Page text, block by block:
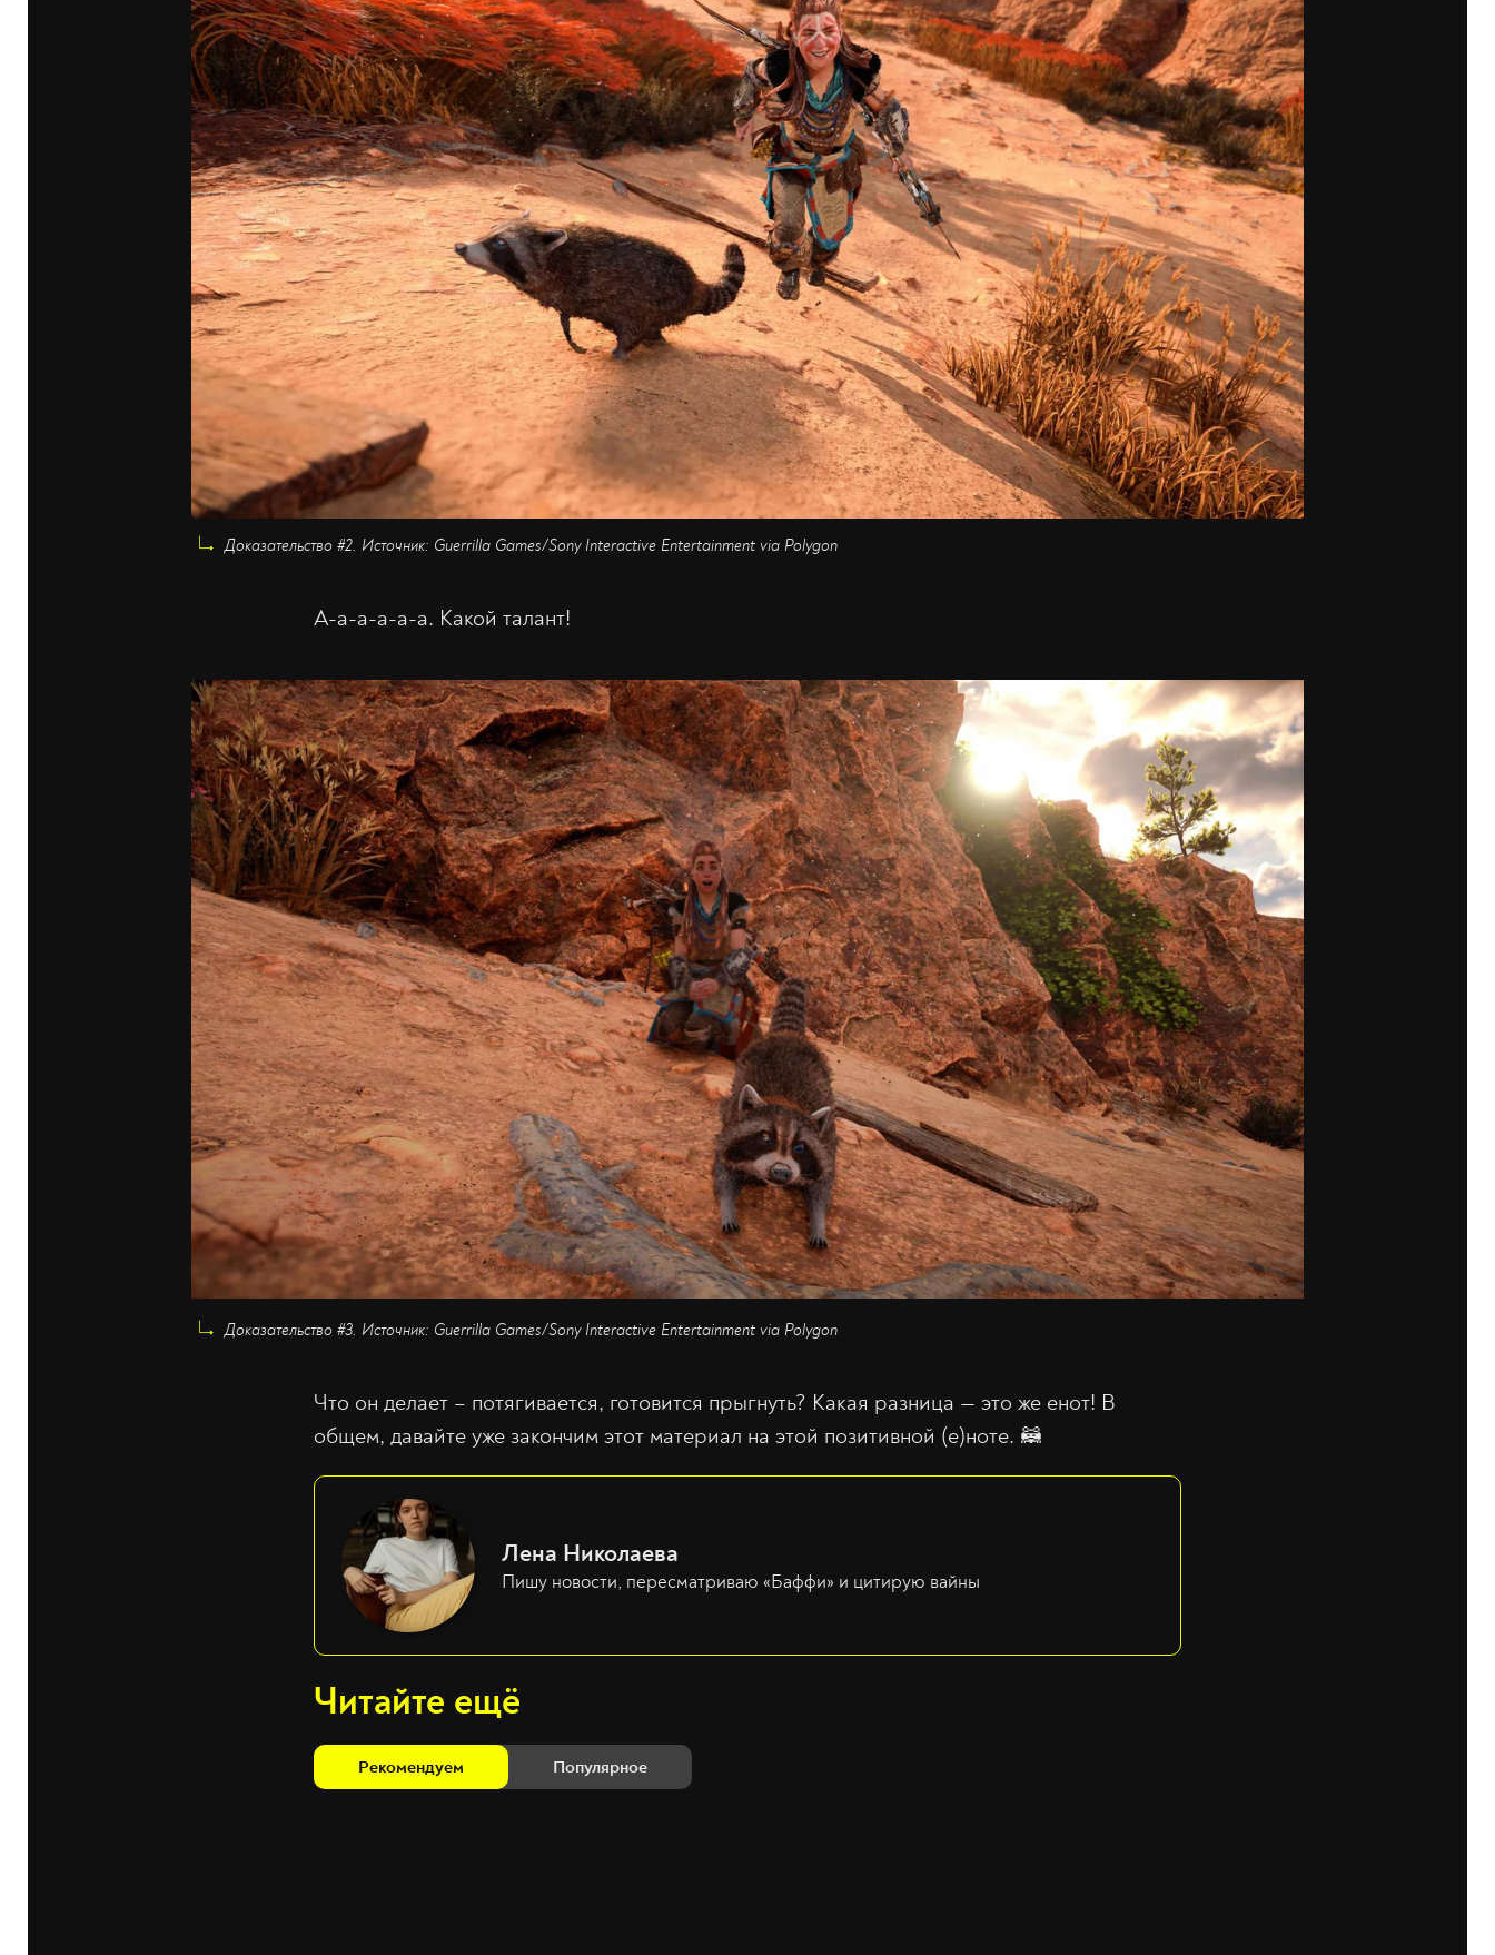
Доказательство #2. Источник: Guerrilla Games/Sony Interactive Entertainment via Polygon
А-а-а-а-а-а. Какой талант!
Доказательство #3. Источник: Guerrilla Games/Sony Interactive Entertainment via Polygon
Что он делает – потягивается, готовится прыгнуть? Какая разница — это же енот! В
общем, давайте уже закончим этот материал на этой позитивной (е)ноте. 🦝
Лена Николаева
Пишу новости, пересматриваю «Баффи» и цитирую вайны
Читайте ещё
Рекомендуем Популярное